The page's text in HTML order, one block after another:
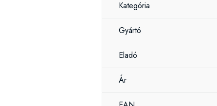
Kategória
Gyártó
Eladó
Ár